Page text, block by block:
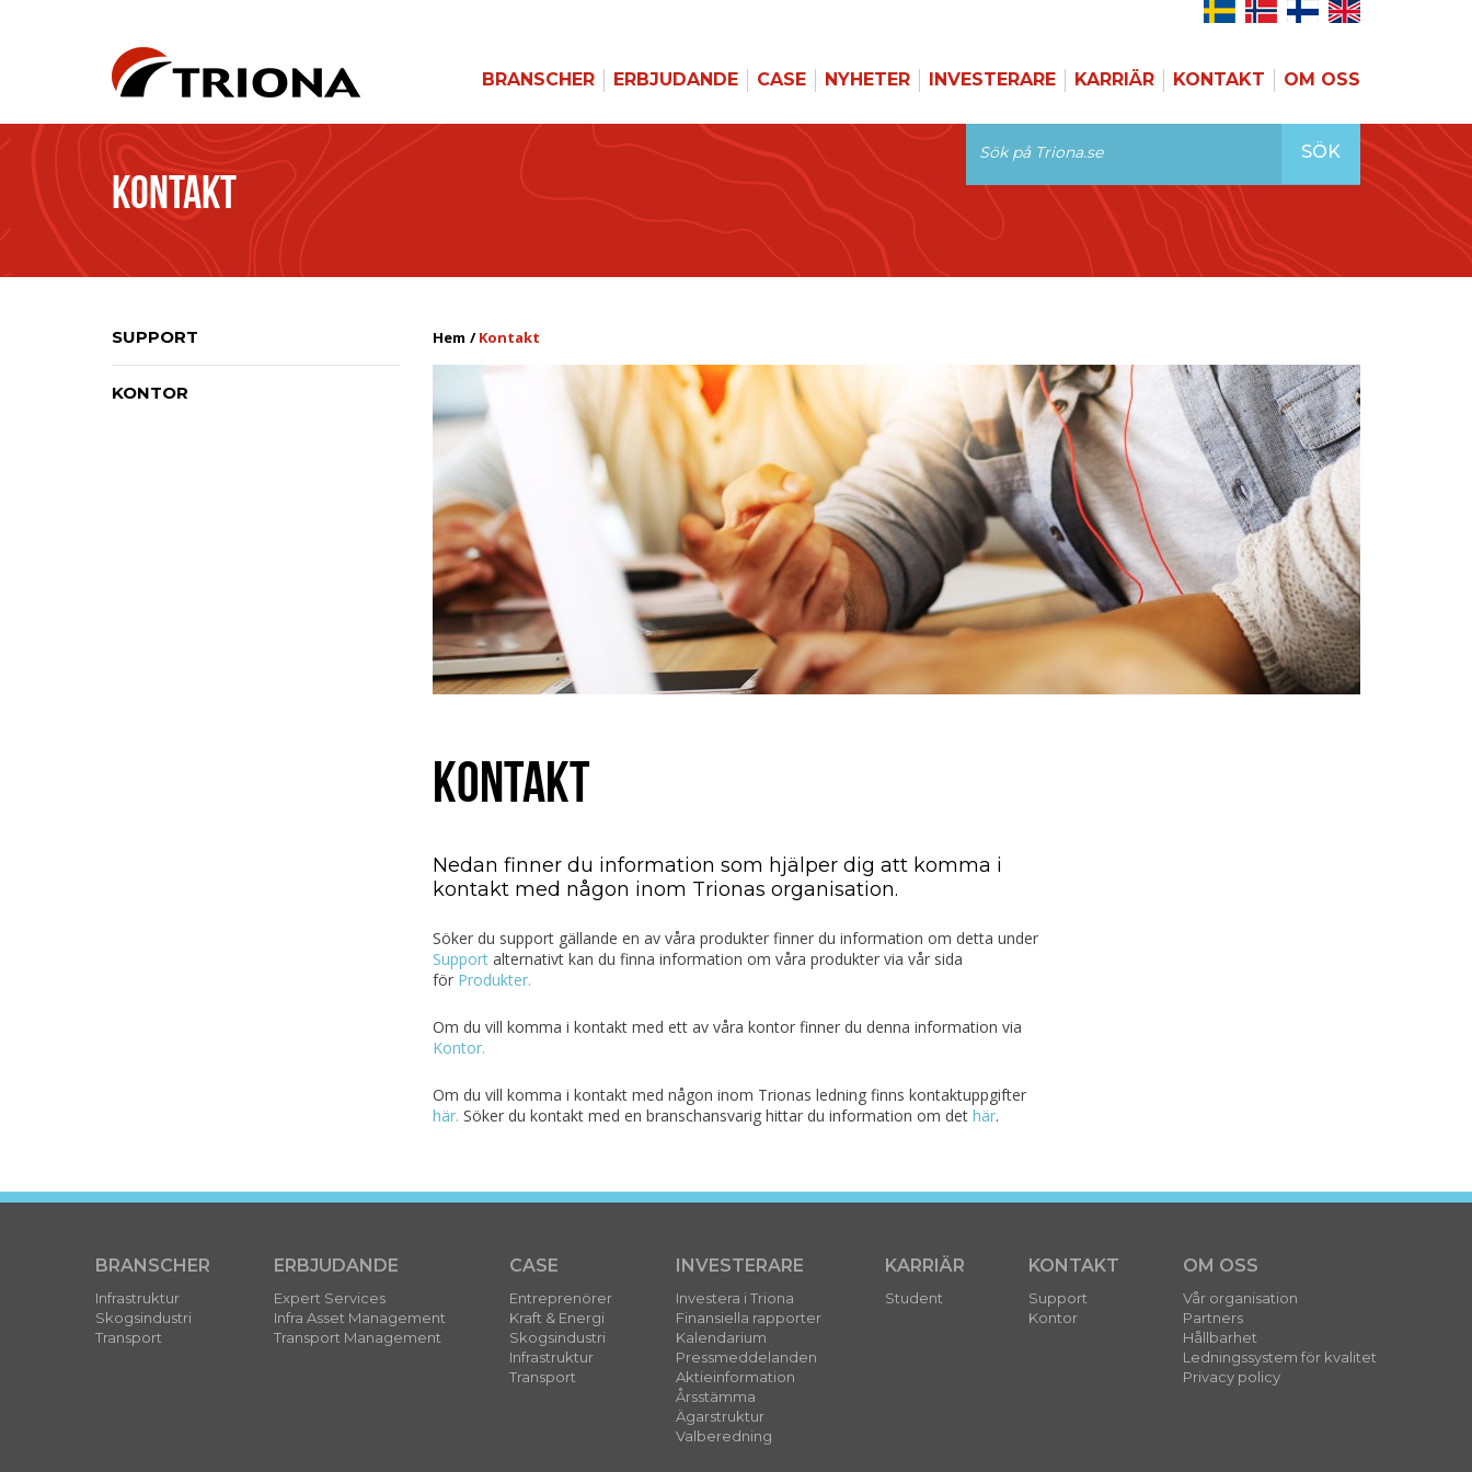
BRANSCHER ERBJUDANDE CASE NYHETER INVESTERARE KARRIÄR KONTAKT OM OSS
KONTAKT
SÖK
SUPPORT
KONTOR
Hem Kontakt
KONTAKT
Nedan finner du information som hjälper dig att komma i
kontakt med någon inom Trionas organisation.
Söker du support gällande en av våra produkter finner du information om detta under
Supportalternativt kan du finna information om våra produkter via vår sida
för Produkter.
Om du vill komma i kontakt med ett av våra kontor finner du denna information via
Kontor.
Om du vill komma i kontakt med någon inom Trionas ledning finns kontaktuppgifter
här. Söker du kontakt med en branschansvarig hittar du information om det här.
BRANSCHER
Infrastruktur
Skogsindustri
Transport
ERBJUDANDE
Expert Services
Infra Asset Management
Transport Management
CASE
Entreprenörer
Kraft & Energi
Skogsindustri
Infrastruktur
Transport
INVESTERARE
Investera i Triona
Finansiella rapporter
Kalendarium
Pressmeddelanden
Aktieinformation
Årsstämma
Ägarstruktur
Valberedning
KARRIÄR
Student
KONTAKT
Support
Kontor
OM OSS
Vår organisation
Partners
Hållbarhet
Ledningssystem för kvalitet
Privacy policy